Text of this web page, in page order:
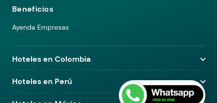
Beneficios
Ayenda Empresas
Hoteles en Colombia
Hoteles en Medellín
Hoteles en Bogotá
Hoteles en Perú
Hoteles en Lima